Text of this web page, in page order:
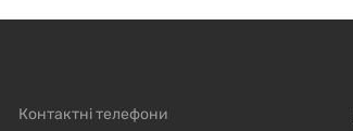
Контактні телефони